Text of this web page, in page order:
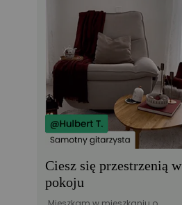
Ciesz się przestrzenią w
pokoju